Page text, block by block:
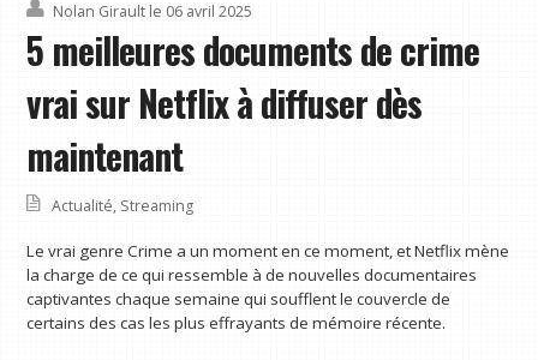
Nolan Girault le 06 avril 2025
5 meilleures documents de crime
vrai sur Netflix à diffuser dès
maintenant
Actualité, Streaming
Le vrai genre Crime a un moment en ce moment, et Netflix mène
la charge de ce qui ressemble à de nouvelles documentaires
captivantes chaque semaine qui soufflent le couvercle de
certains des cas les plus effrayants de mémoire récente.